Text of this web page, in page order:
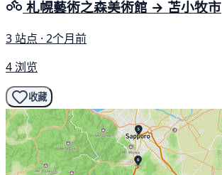
札幌藝術之森美術館 → 苫小牧市
3 站点 · 2个月前
4 浏览
收藏